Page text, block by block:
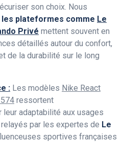
son choix. Nous
les plateformes comme Le
Privé mettent souvent en
détaillés autour du confort,
de la durabilité sur le long
: Les modèles Nike React
ressortent
adaptabilité aux usages
par les expertes de Le
sportives françaises